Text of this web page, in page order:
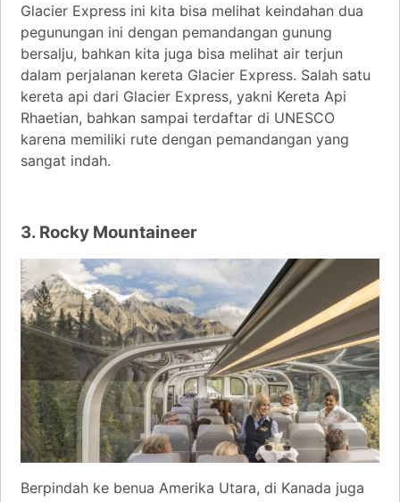
Glacier Express ini kita bisa melihat keindahan dua
pegunungan ini dengan pemandangan gunung
bersalju, bahkan kita juga bisa melihat air terjun
dalam perjalanan kereta Glacier Express. Salah satu
kereta api dari Glacier Express, yakni Kereta Api
Rhaetian, bahkan sampai terdaftar di UNESCO
karena memiliki rute dengan pemandangan yang
sangat indah.
3. Rocky Mountaineer
Berpindah ke benua Amerika Utara, di Kanada juga